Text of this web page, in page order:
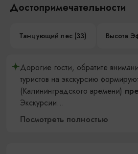
Достопримечательности
Танцующий лес (33) Высота
Дорогие гости, обратите
туристов на экскурсию
(Калининградского времени)
Экскурсии...
Посмотреть полностью